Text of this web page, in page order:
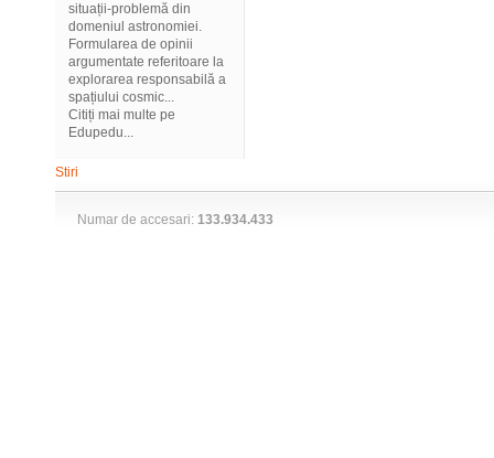
situații-problemă din
domeniul astronomiei.
Formularea de opinii
argumentate referitoare la
explorarea responsabilă a
spațiului cosmic...
Citiți mai multe pe
Edupedu...
Stiri
Numar de accesari: 133.934.433